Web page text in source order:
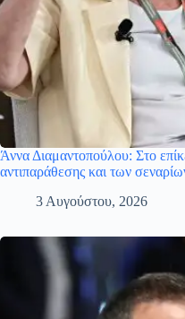
Άννα Διαμαντοπούλου: Στο
αντιπαράθεσης και των
3 Αυγούστου, 2026